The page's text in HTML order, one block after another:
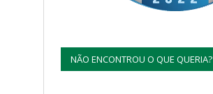
NÃO ENCONTROU O QUE QUERIA?